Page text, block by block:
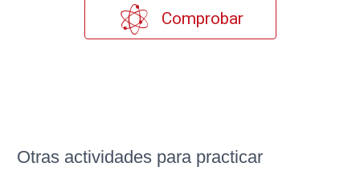
Comprobar
Otras actividades para practicar